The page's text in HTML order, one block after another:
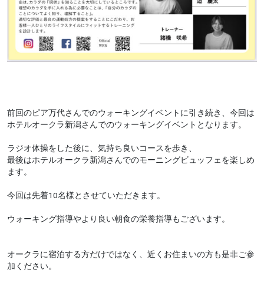
前回のピア万代さんでのウォーキングイベントに引き続き、今回は
ホテルオークラ新潟さんでのウォーキングイベントとなります。
ラジオ体操をした後に、気持ち良いコースを歩き、
最後はホテルオークラ新潟さんでのモーニングビュッフェを楽しめ
ます。
今回は先着10名様とさせていただきます。
ウォーキング指導やより良い朝食の栄養指導もございます。
オークラに宿泊する方だけではなく、近くお住まいの方も是非ご参
加ください。